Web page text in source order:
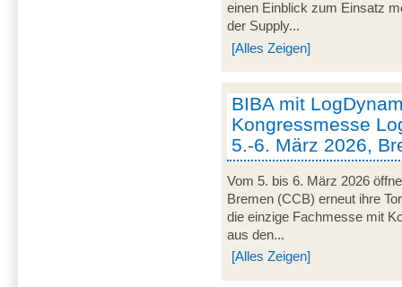
einen Einblick zum Einsatz
der Supply...
[Alles Zeigen]
BIBA mit
Kongressmesse
5.-6. März 2026,
Vom 5. bis 6. März 2026
Bremen (CCB) erneut ihre
die einzige Fachmesse mit
aus den...
[Alles Zeigen]